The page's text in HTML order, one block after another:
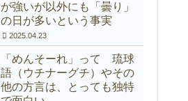
が強いが以外にも「曇り」
の日が多いという事実
2025.04.23
「めんそーれ」って 琉球
語（ウチナーグチ）やその
他の方言は、とっても独特